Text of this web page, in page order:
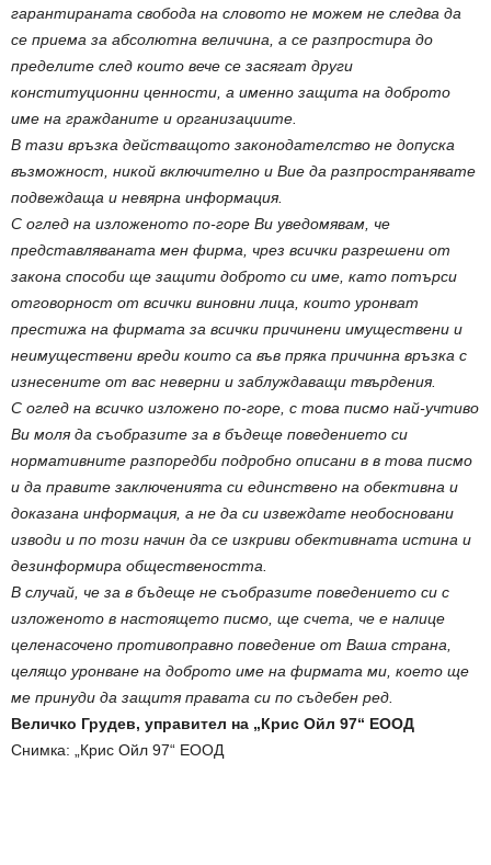
гарантираната свобода на словото не можем не следва да
се приема за абсолютна величина, а се разпростира до
пределите след които вече се засягат други
конституционни ценности, а именно защита на доброто
име на гражданите и организациите.
В тази връзка действащото законодателство не допуска
възможност, никой включително и Вие да разпространявате
подвеждаща и невярна информация.
С оглед на изложеното по-горе Ви уведомявам, че
представляваната мен фирма, чрез всички разрешени от
закона способи ще защити доброто си име, като потърси
отговорност от всички виновни лица, които уронват
престижа на фирмата за всички причинени имуществени и
неимуществени вреди които са във пряка причинна връзка с
изнесените от вас неверни и заблуждаващи твърдения.
С оглед на всичко изложено по-горе, с това писмо най-учтиво
Ви моля да съобразите за в бъдеще поведението си
нормативните разпоредби подробно описани в в това писмо
и да правите заключенията си единствено на обективна и
доказана информация, а не да си извеждате необосновани
изводи и по този начин да се изкриви обективната истина и
дезинформира обществеността.
В случай, че за в бъдеще не съобразите поведението си с
изложеното в настоящето писмо, ще счета, че е налице
целенасочено противоправно поведение от Ваша страна,
целящо уронване на доброто име на фирмата ми, което ще
ме принуди да защитя правата си по съдебен ред.
Величко Грудев, управител на „Крис Ойл 97“ ЕООД
Снимка: „Крис Ойл 97“ ЕООД